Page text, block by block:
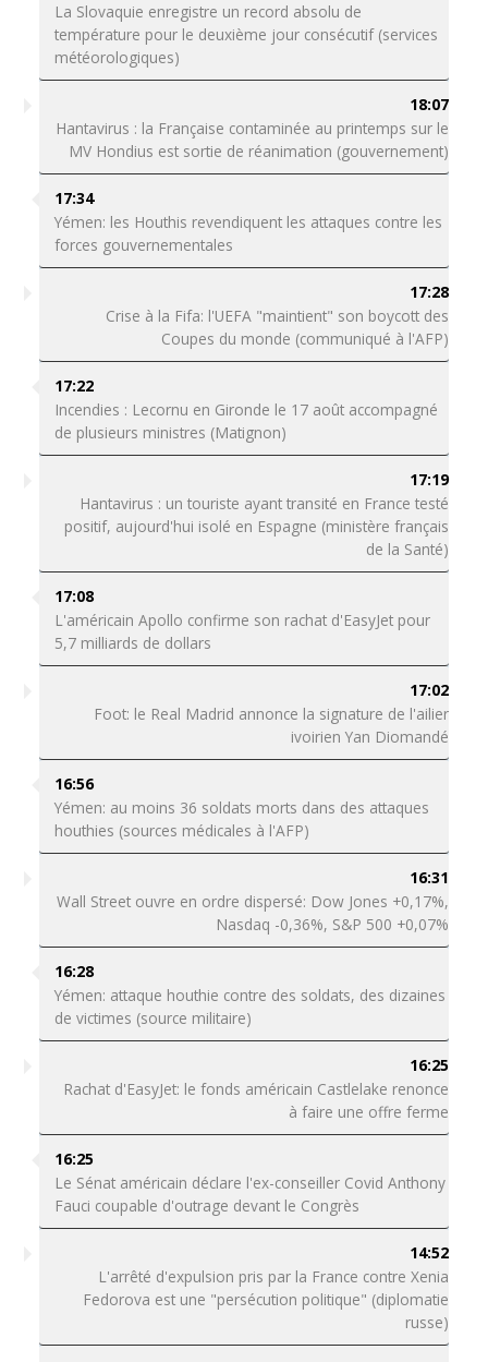
La Slovaquie enregistre un record absolu de
température pour le deuxième jour consécutif (services
météorologiques)
18:07
Hantavirus : la Française contaminée au printemps sur le
MV Hondius est sortie de réanimation (gouvernement)
17:34
Yémen: les Houthis revendiquent les attaques contre les
forces gouvernementales
17:28
Crise à la Fifa: l'UEFA "maintient" son boycott des
Coupes du monde (communiqué à l'AFP)
17:22
Incendies : Lecornu en Gironde le 17 août accompagné
de plusieurs ministres (Matignon)
17:19
Hantavirus : un touriste ayant transité en France testé
positif, aujourd'hui isolé en Espagne (ministère français
de la Santé)
17:08
L'américain Apollo confirme son rachat d'EasyJet pour
5,7 milliards de dollars
17:02
Foot: le Real Madrid annonce la signature de l'ailier
ivoirien Yan Diomandé
16:56
Yémen: au moins 36 soldats morts dans des attaques
houthies (sources médicales à l'AFP)
16:31
Wall Street ouvre en ordre dispersé: Dow Jones +0,17%,
Nasdaq -0,36%, S&P 500 +0,07%
16:28
Yémen: attaque houthie contre des soldats, des dizaines
de victimes (source militaire)
16:25
Rachat d'EasyJet: le fonds américain Castlelake renonce
à faire une offre ferme
16:25
Le Sénat américain déclare l'ex-conseiller Covid Anthony
Fauci coupable d'outrage devant le Congrès
14:52
L'arrêté d'expulsion pris par la France contre Xenia
Fedorova est une "persécution politique" (diplomatie
russe)